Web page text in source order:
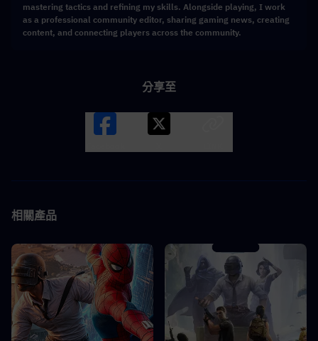
mastering tactics and refining my skills. Alongside playing, I work
as a professional community editor, sharing gaming news, creating
content, and connecting players across the community.
分享至
相關產品